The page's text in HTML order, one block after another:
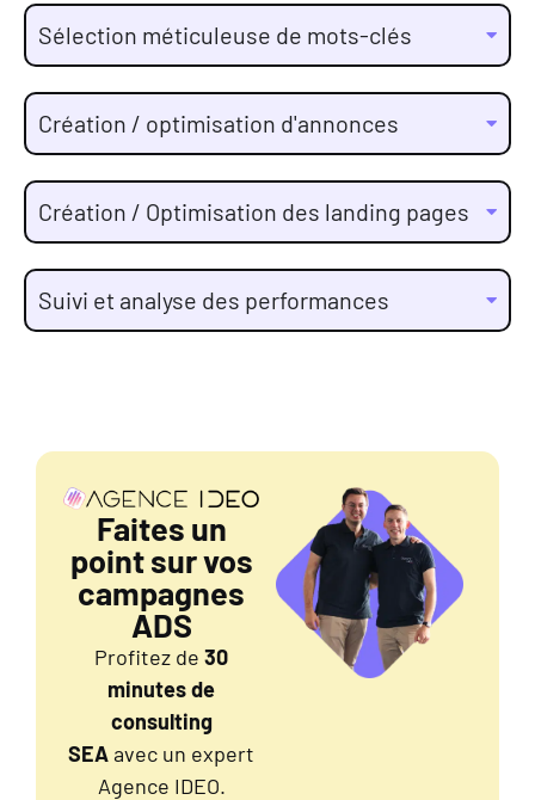
Sélection méticuleuse de mots-clés
Création / optimisation d'annonces
Création / Optimisation des landing pages
Suivi et analyse des performances
Faites un
point sur vos
campagnes
ADS
Profitez de30
minutes de
consulting
SEAavec un expert
Agence IDEO.